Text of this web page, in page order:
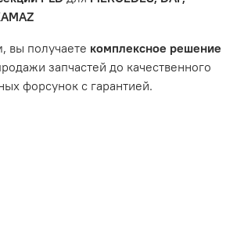
системы или системы
вы получаете комплексное решение
запчастей до качественного
форсунок с гарантией.